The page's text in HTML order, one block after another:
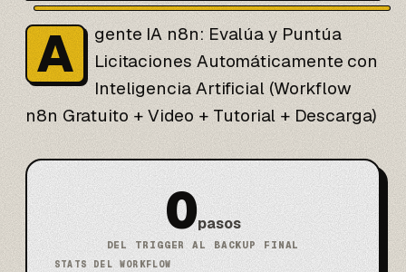
A gente IA n8n: Evalúa y Puntúa
Licitaciones Automáticamente con
Inteligencia Artificial (Workflow
n8n Gratuito + Video + Tutorial + Descarga)
0pasos
DEL TRIGGER AL BACKUP FINAL
STATS DEL WORKFLOW